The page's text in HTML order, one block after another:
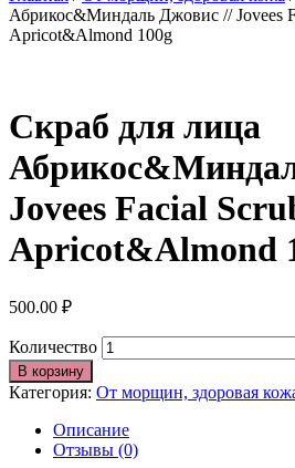
Абрикос&Миндаль Джовис // Jovees
Apricot&Almond 100g
Cкраб для лица
Jovees Facial
Apricot&Almond
500.00 ₽
Количество
В корзину
Категория: От морщин, здоровая
Описание
Отзывы (0)